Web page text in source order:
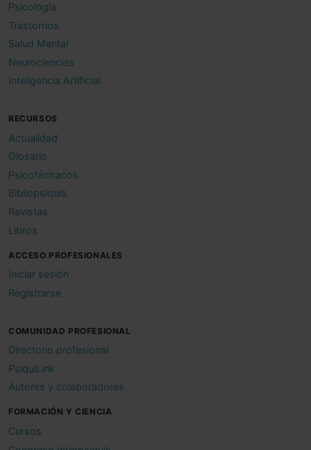
Psicología
Trastornos
Salud Mental
Neurociencias
Inteligencia Artificial
RECURSOS
Actualidad
Glosario
Psicofármacos
Bibliopsiquis
Revistas
Libros
ACCESO PROFESIONALES
Iniciar sesión
Registrarse
COMUNIDAD PROFESIONAL
Directorio profesional
PsiquiLink
Autores y colaboradores
FORMACIÓN Y CIENCIA
Cursos